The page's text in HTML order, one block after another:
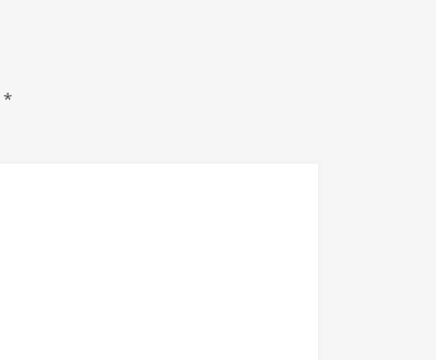
*